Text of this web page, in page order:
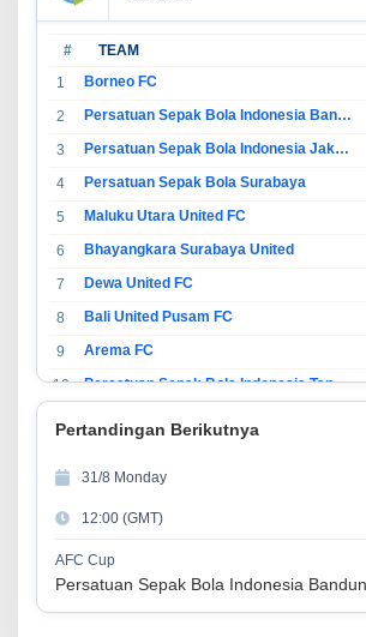
# TEAM
1 Borneo FC
2
Persatuan Sepak Bola Indonesia Bandung
3
Persatuan Sepak Bola Indonesia Jakarta
4
Persatuan Sepak Bola Surabaya
5
Maluku Utara United FC
6
Bhayangkara Surabaya United
7
Dewa United FC
8
Bali United Pusam FC
9
Arema FC
10
Persatuan Sepak Bola Indonesia Tangerang
13
14
Madura United FC
15
Persatuan Sepakbola Makassar
16
Persis Solo
Pertandingan Berikutnya
31/8 Monday
12:00 (GMT)
AFC Cup